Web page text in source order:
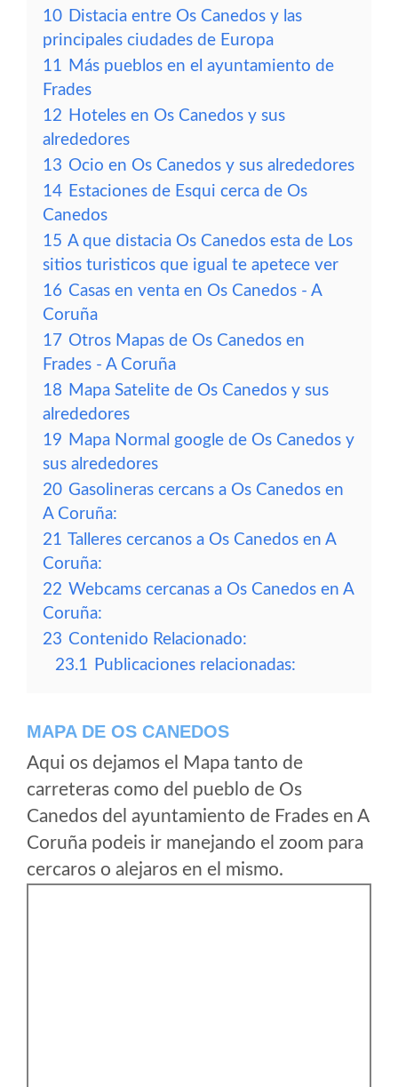
10 Distacia entre Os Canedos y las
principales ciudades de Europa
11 Más pueblos en el ayuntamiento de
Frades
12 Hoteles en Os Canedos y sus
alrededores
13 Ocio en Os Canedos y sus alrededores
14 Estaciones de Esqui cerca de Os
Canedos
15 A que distacia Os Canedos esta de Los
sitios turisticos que igual te apetece ver
16 Casas en venta en Os Canedos - A
Coruña
17 Otros Mapas de Os Canedos en
Frades - A Coruña
18 Mapa Satelite de Os Canedos y sus
alrededores
19 Mapa Normal google de Os Canedos y
sus alrededores
20 Gasolineras cercans a Os Canedos en
A Coruña:
21 Talleres cercanos a Os Canedos en A
Coruña:
22 Webcams cercanas a Os Canedos en A
Coruña:
23 Contenido Relacionado:
23.1 Publicaciones relacionadas:
MAPA DE OS CANEDOS
Aqui os dejamos el Mapa tanto de
carreteras como del pueblo de Os
Canedos del ayuntamiento de Frades en A
Coruña podeis ir manejando el zoom para
cercaros o alejaros en el mismo.